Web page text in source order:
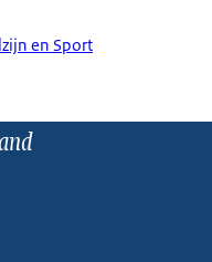
en Sport